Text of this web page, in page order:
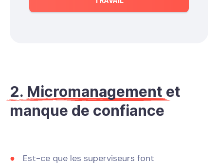
2. Micromanagement et
manque de confiance
Est-ce que les superviseurs font